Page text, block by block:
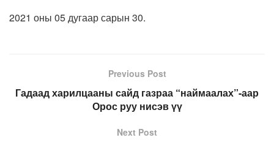
2021 оны 05 дугаар сарын 30.
Previous Post
Гадаад харилцааны сайд газраа “наймаалах”-аар
Орос руу нисэв үү
Next Post